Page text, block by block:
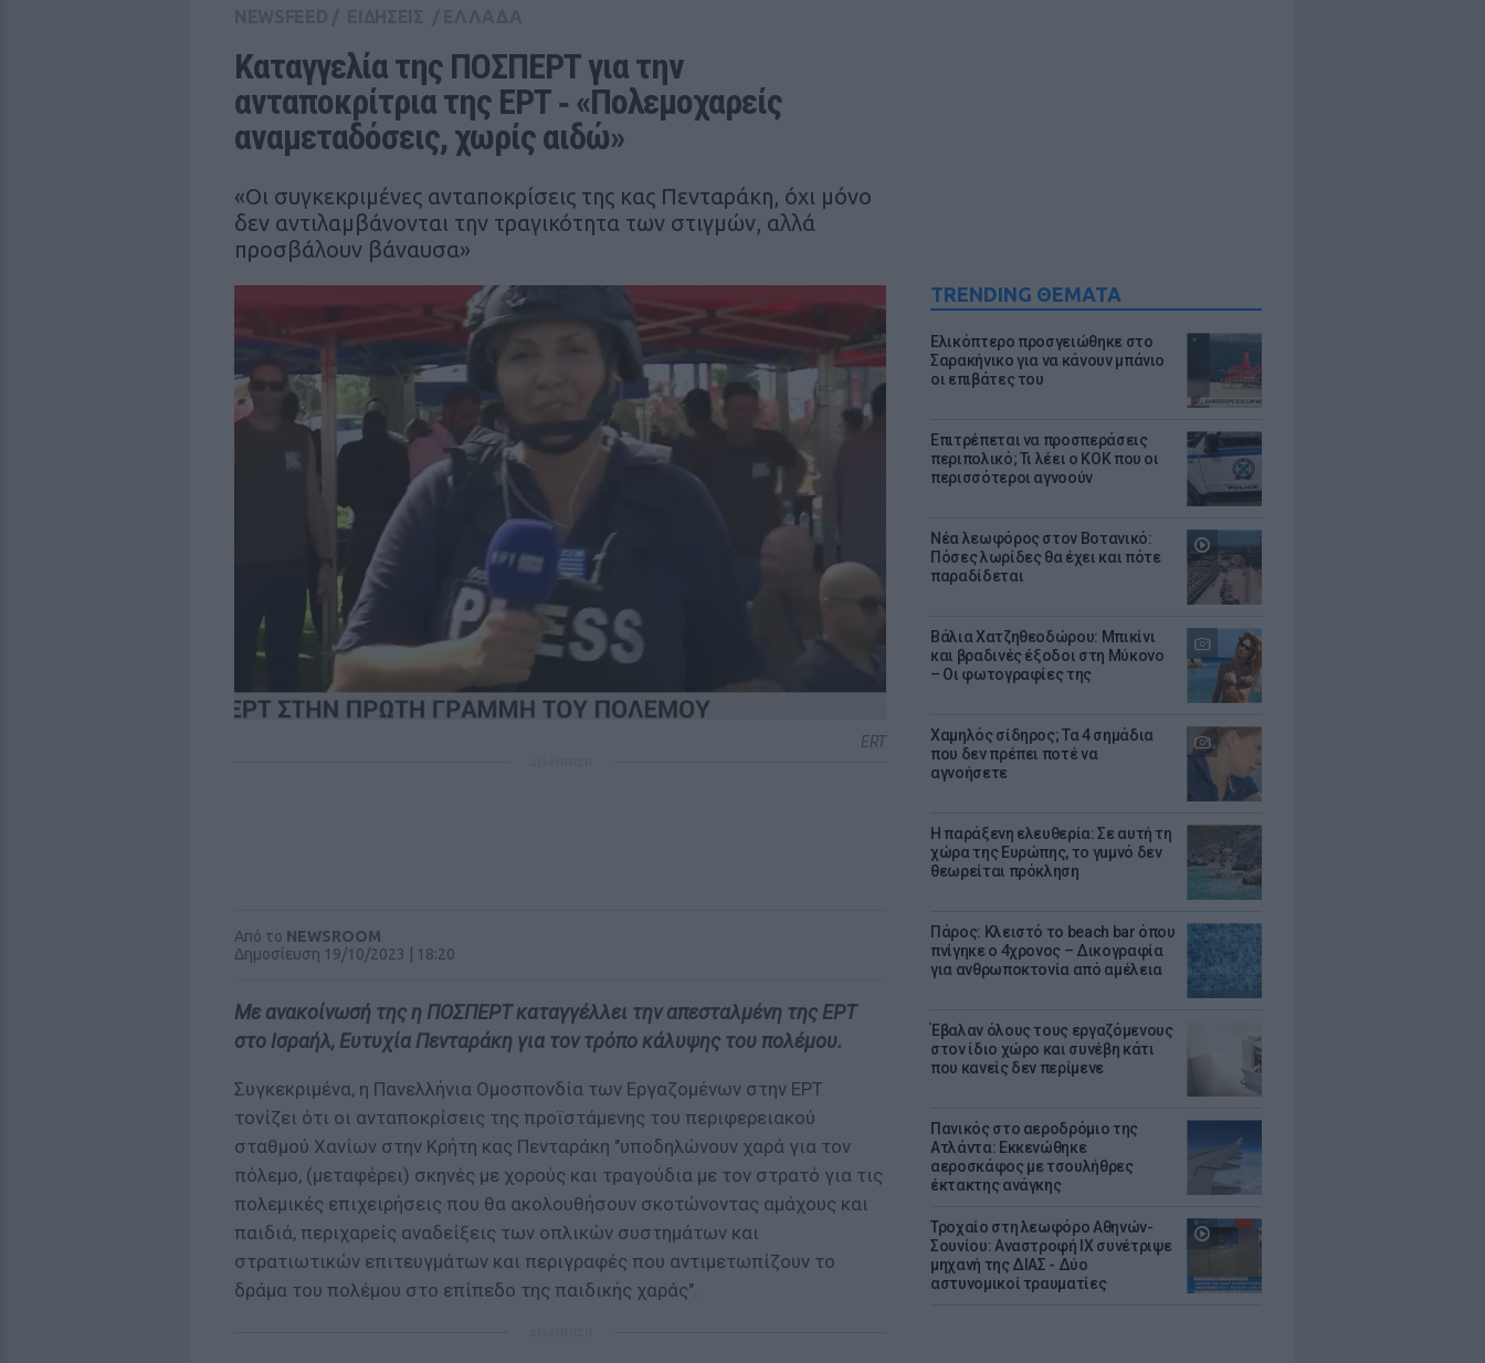
TRENDING ΘΕΜΑΤΑ
Ελικόπτερο προσγειώθηκε στο
Σαρακήνικο για να κάνουν μπάνιο
οι επιβάτες του
Επιτρέπεται να προσπεράσεις
περιπολικό; Τι λέει ο ΚΟΚ που οι
περισσότεροι αγνοούν
Νέα λεωφόρος στον Βοτανικό:
Πόσες λωρίδες θα έχει και πότε
παραδίδεται
Βάλια Χατζηθεοδώρου: Μπικίνι
και βραδινές έξοδοι στη Μύκονο
– Οι φωτογραφίες της
Χαμηλός σίδηρος; Τα 4 σημάδια
που δεν πρέπει ποτέ να
αγνοήσετε
Η παράξενη ελευθερία: Σε αυτή τη
χώρα της Ευρώπης, το γuμνό δεν
θεωρείται πρόκληση
Πάρος: Κλειστό το beach bar όπου
πνίγηκε ο 4χρονος – Δικογραφία
για ανθρωποκτονία από αμέλεια
Έβαλαν όλους τους εργαζόμενους
στον ίδιο χώρο και συνέβη κάτι
που κανείς δεν περίμενε
Πανικός στο αεροδρόμιο της
Ατλάντα: Εκκενώθηκε
αεροσκάφος με τσουλήθρες
έκτακτης ανάγκης
Τροχαίο στη λεωφόρο Αθηνών-
Σουνίου: Αναστροφή ΙΧ συνέτριψε
μηχανή της ΔΙΑΣ - Δύο
αστυνομικοί τραυματίες
Καταγγελία της ΠΟΣΠΕΡΤ για την
ανταποκρίτρια της ΕΡΤ ‑ «Πολεμοχαρείς
αναμεταδόσεις, χωρίς αιδώ»
«Οι συγκεκριμένες ανταποκρίσεις της κας Πενταράκη, όχι μόνο
δεν αντιλαμβάνονται την τραγικότητα των στιγμών, αλλά
προσβάλουν βάναυσα»
ERT
Από το NEWSROOM
Δημοσίευση 19/10/2023 | 18:20
Με ανακοίνωσή της η ΠΟΣΠΕΡΤ καταγγέλλει την απεσταλμένη της ΕΡΤ
στο Ισραήλ, Ευτυχία Πενταράκη για τον τρόπο κάλυψης του πολέμου.
Συγκεκριμένα, η Πανελλήνια Ομοσπονδία των Εργαζομένων στην ΕΡΤ
τονίζει ότι οι ανταποκρίσεις της προϊστάμενης του περιφερειακού
σταθμού Χανίων στην Κρήτη κας Πενταράκη "υποδηλώνουν χαρά για τον
πόλεμο, (μεταφέρει) σκηνές με χορούς και τραγούδια με τον στρατό για τις
πολεμικές επιχειρήσεις που θα ακολουθήσουν σκοτώνοντας αμάχους και
παιδιά, περιχαρείς αναδείξεις των οπλικών συστημάτων και
στρατιωτικών επιτευγμάτων και περιγραφές που αντιμετωπίζουν το
δράμα του πολέμου στο επίπεδο της παιδικής χαράς".